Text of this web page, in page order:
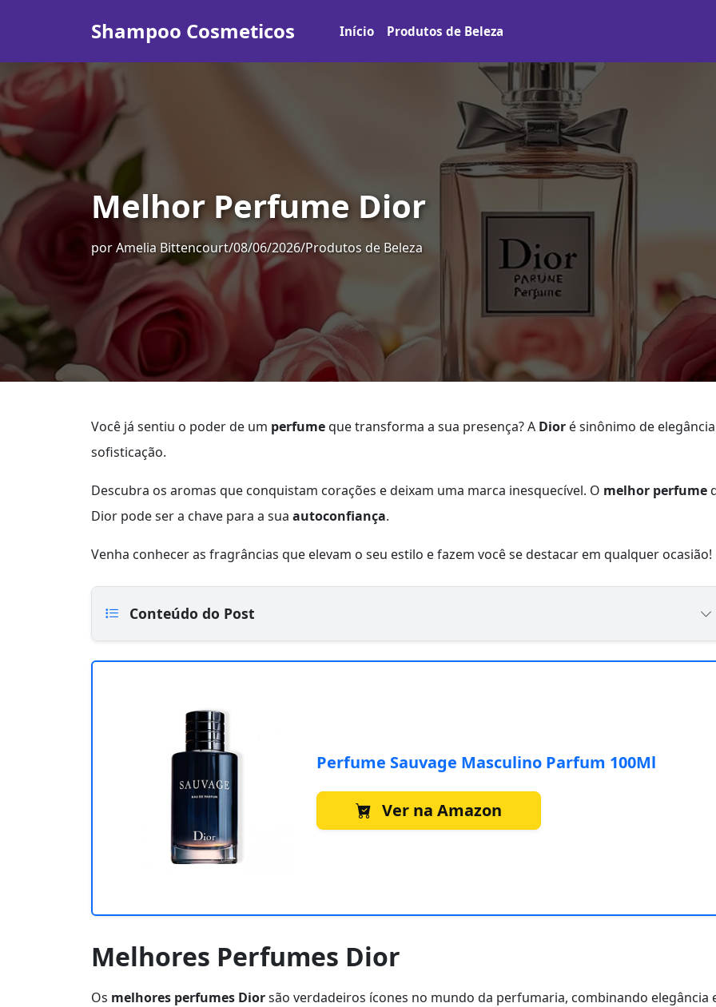
Shampoo Cosmeticos Início Produtos de Beleza
Melhor Perfume Dior
porAmelia Bittencourt/08/06/2026/Produtos de Beleza
Você já sentiu o poder de um perfumeque transforma a sua presença? A Dior é sinônimo de
sofisticação.
Descubra os aromas que conquistam corações e deixam uma marca inesquecível. O melhor perfume
Dior pode ser a chave para a sua autoconfiança.
Venha conhecer as fragrâncias que elevam o seu estilo e fazem você se destacar em qualquer ocasião!
Conteúdo do Post
Perfume Sauvage Masculino Parfum 100Ml
Ver na Amazon
Melhores Perfumes Dior
Os melhores perfumes Diorsão verdadeiros ícones no mundo da perfumaria, combinando elegância